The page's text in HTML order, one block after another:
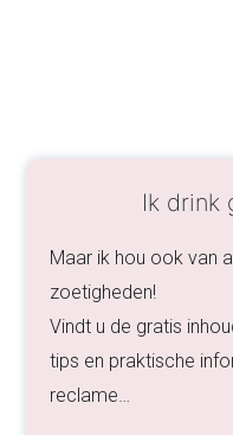
Ik drink
Maar ik hou ook van
zoetigheden!
Vindt u de gratis
tips en praktische
reclame…